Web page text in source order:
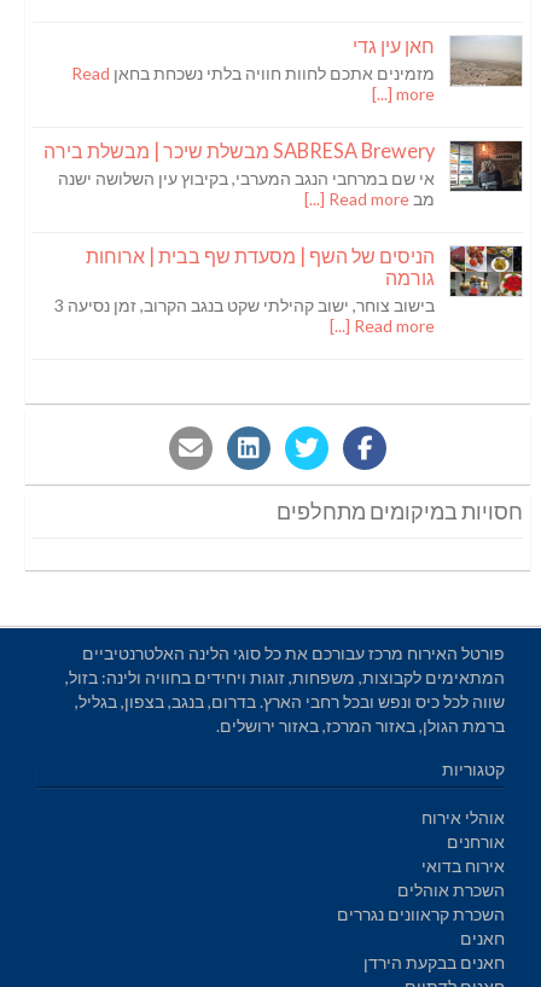
חאן עין גדי
מזמינים אתכם לחוות חוויה בלתי נשכחת בחאן Read
more [...]
SABRESA Brewery מבשלת שיכר | מבשלת בירה
אי שם במרחבי הנגב המערבי, בקיבוץ עין השלושה ישנה
מב Read more [...]
הניסים של השף | מסעדת שף בבית | ארוחות
גורמה
בישוב צוחר, ישוב קהילתי שקט בנגב הקרוב, זמן נסיעה 3
Read more [...]
חסויות במיקומים מתחלפים
פורטל האירוח מרכז עבורכם את כל סוגי הלינה האלטרנטיביים
המתאימים לקבוצות, משפחות, זוגות ויחידים בחוויה ולינה: בזול,
שווה לכל כיס ונפש ובכל רחבי הארץ. בדרום, בנגב, בצפון, בגליל,
ברמת הגולן, באזור המרכז, באזור ירושלים.
קטגוריות
אוהלי אירוח
אורחנים
אירוח בדואי
השכרת אוהלים
השכרת קראוונים נגררים
חאנים
חאנים בבקעת הירדן